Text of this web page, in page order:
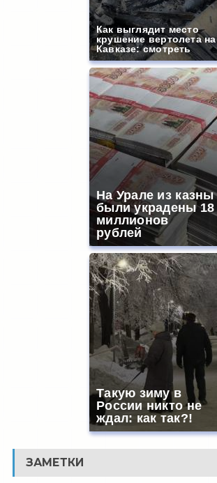
Как выглядит место
крушение вертолета на
Кавказе: смотреть
На Урале из казны
были украдены 18
миллионов
рублей
Такую зиму в
России никто не
ждал: как так?!
ЗАМЕТКИ